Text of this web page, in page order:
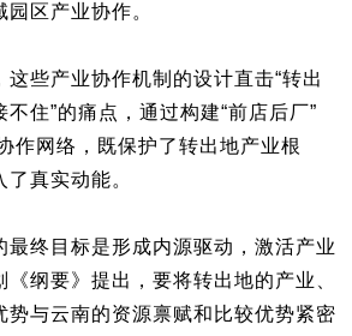
区产业协作。
这些产业协作机制的设计直击“转出
住”的痛点，通过构建“前店后厂”
作网络，既保护了转出地产业根
真实动能。
最终目标是形成内源驱动，激活产业
纲要》提出，要将转出地的产业、
势与云南的资源禀赋和比较优势紧密